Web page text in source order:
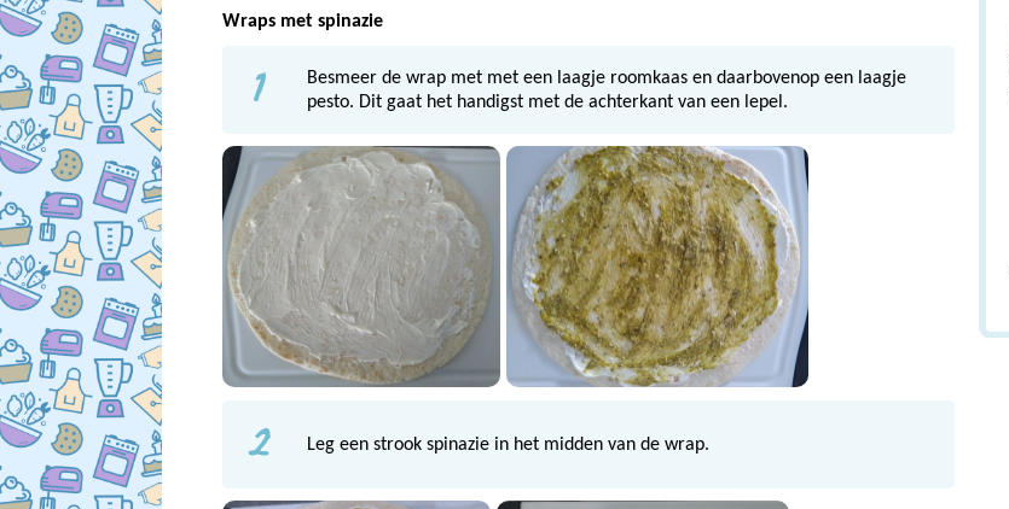
Wraps met spinazie
1
Besmeer de wrap met met een laagje roomkaas en daarbovenop een laagje
pesto. Dit gaat het handigst met de achterkant van een lepel.
2 Leg een strook spinazie in het midden van de wrap.